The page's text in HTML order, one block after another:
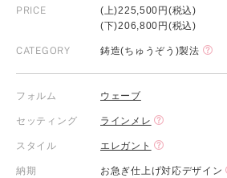
PRICE
(上)225,500円(税込)
(下)206,800円(税込)
CATEGORY 鋳造(ちゅうぞう)製法
フォルム ウェーブ
セッティング ラインメレ
スタイル エレガント
納期 お急ぎ仕上げ対応デザイン